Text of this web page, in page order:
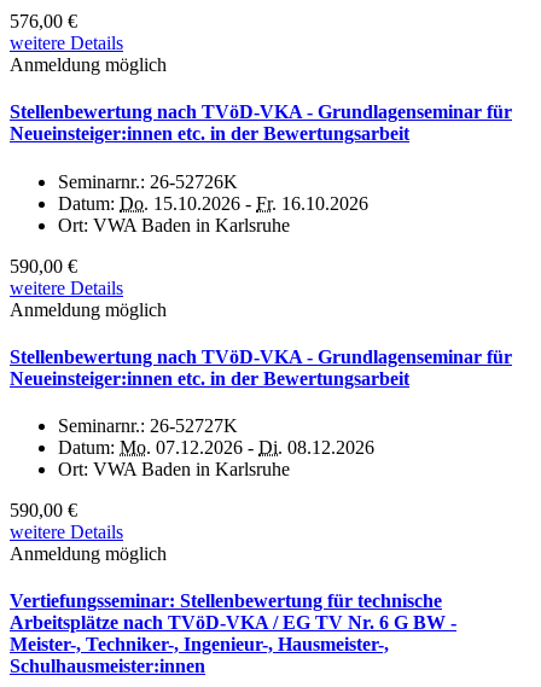
576,00 €
weitere Details
Anmeldung möglich
Stellenbewertung nach TVöD-VKA - Grundlagenseminar für
Neueinsteiger:innen etc. in der Bewertungsarbeit
Seminarnr.: 26-52726K
Datum: Do. 15.10.2026 - Fr. 16.10.2026
Ort: VWA Baden in Karlsruhe
590,00 €
weitere Details
Anmeldung möglich
Stellenbewertung nach TVöD-VKA - Grundlagenseminar für
Neueinsteiger:innen etc. in der Bewertungsarbeit
Seminarnr.: 26-52727K
Datum: Mo. 07.12.2026 - Di. 08.12.2026
Ort: VWA Baden in Karlsruhe
590,00 €
weitere Details
Anmeldung möglich
Vertiefungsseminar: Stellenbewertung für technische
Arbeitsplätze nach TVöD-VKA / EG TV Nr. 6 G BW -
Meister-, Techniker-, Ingenieur-, Hausmeister-,
Schulhausmeister:innen